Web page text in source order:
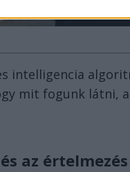
intelligencia
mit fogunk látni,
az értelmezés